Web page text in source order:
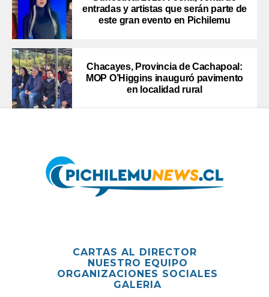
entradas y artistas que serán parte de
este gran evento en Pichilemu
Chacayes, Provincia de Cachapoal:
MOP O’Higgins inauguró pavimento
en localidad rural
CARTAS AL DIRECTOR
NUESTRO EQUIPO
ORGANIZACIONES SOCIALES
GALERIA